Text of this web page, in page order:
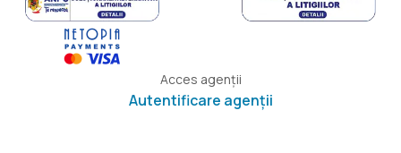
Acces agenții
Autentificare agenții